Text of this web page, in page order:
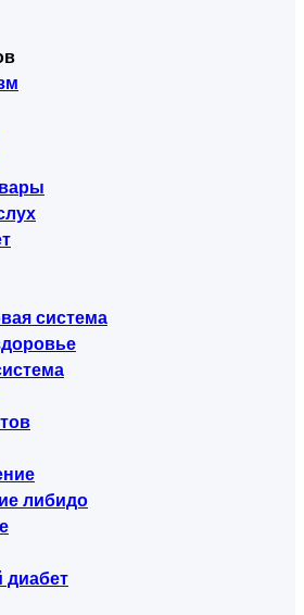
система
либидо